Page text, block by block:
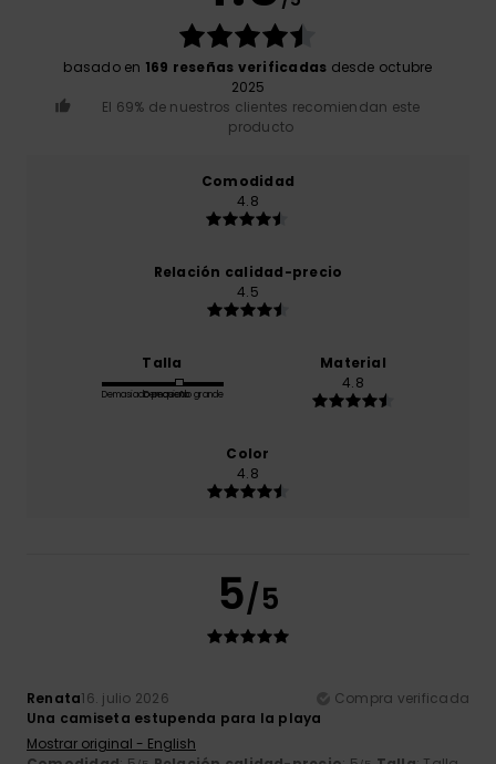
basado en 169 reseñas verificadas desde octubre
2025
El 69% de nuestros clientes recomiendan este
producto
Comodidad
4.8
Relación calidad-precio
4.5
Talla
Demasiado pequeño
Demasiado grande
Material
4.8
Color
4.8
5/5
Renata16. julio 2026
Compra verificada
Una camiseta estupenda para la playa
Mostrar original - English